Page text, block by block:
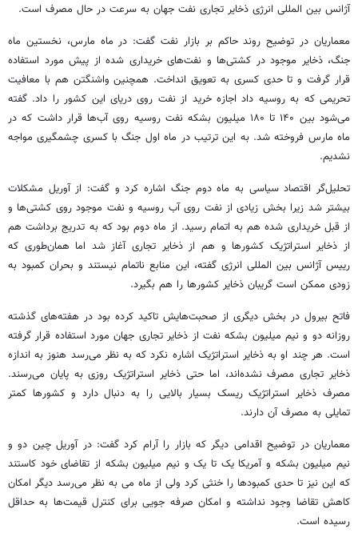
آژانس بین المللی انرژی ذخایر تجاری نفت جهان به سرعت در حال مصرف است.
معماریان در توضیح روند حاکم بر بازار نفت گفت: در ماه مارس، نخستین ماه
جنگ، ذخایر موجود در کشتی‌ها و نفت‌های خریداری شده از پیش مورد استفاده
قرار گرفت و تا حدی کسری به تعویق انداخت. همچنین واشنگتن هم با معافیت
تحریمی که به روسیه داد اجازه خرید از نفت روی دریای این کشور را داد. گفته
می‌شود بین ۱۴۰ تا ۱۸۰ میلیون بشکه نفت روسیه روی آب‌ها قرار داشت که در
ماه مارس فروخته شد. به این ترتیب در ماه اول جنگ با کسری چشمگیری مواجه
نشدیم.
تحلیل‌گر اقتصاد سیاسی به ماه دوم جنگ اشاره کرد و گفت: از آوریل مشکلات
بیشتر شد زیرا بخش زیادی از نفت روی آب روسیه و نفت‌ موجود روی کشتی‌ها و
از قبل خریداری شده هم به اتمام رسید. از ماه دوم بود که به تدریج برداشت هم
از ذخایر استراتژیک کشورها و هم از ذخایر تجاری آغاز شد اما همان‌طوری که
رییس آژانس بین المللی انرژی گفته، این منابع ناتمام نیستند و بحران کمبود به
زودی ممکن است گریبان ذخایر کشورها را هم بگیرد.
فاتح بیرول در بخش دیگری از صحبت‌هایش تاکید کرده بود در هفته‌های گذشته
روزانه دو و نیم میلیون بشکه نفت از ذخایر تجاری جهان مورد استفاده قرار گرفته
است. هر چند او به ذخایر استراتژیک اشاره نکرد که به نظر می‌رسد هنوز به اندازه
ذخایر تجاری مصرف نشده‌اند، اما حتی ذخایر استراتژیک روزی به پایان می‌رسند.
مصرف ذخایر استراتژیک ریسک بسیار بالایی را به دنبال دارد و کشورها کمتر
تمایلی به مصرف آن دارند.
معماریان در توضیح اقدامی دیگر که بازار را آرام کرد گفت: در آوریل چین دو و
نیم میلیون بشکه و آمریکا یک تا یک و نیم میلیون بشکه از تقاضای خود کاستند
که این نیز تا حدی کمبودها را خنثی کرد ولی از ماه می به نظر می‌رسد دیگر امکان
کاهش تقاضا وجود نداشته و امکان صرفه جویی برای کنترل قیمت‌ها به حداقل
رسیده است.